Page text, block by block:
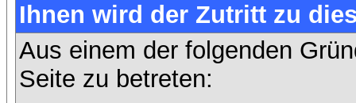
Ihnen wird der Zutritt zu
Aus einem der folgenden
Seite zu betreten: